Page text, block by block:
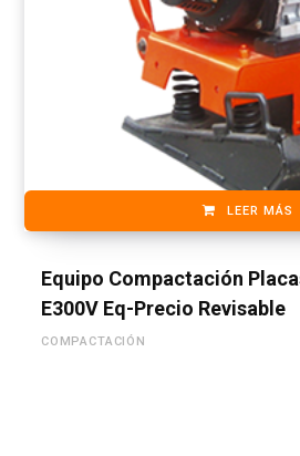
LEER MÁS
Equipo Compactación
E300V Eq-Precio Revisable
COMPACTACIÓN